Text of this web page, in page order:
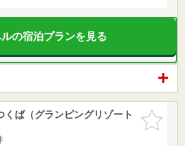
の宿泊プランを見る
お気に入
りに追加
ば（グランピングリゾート